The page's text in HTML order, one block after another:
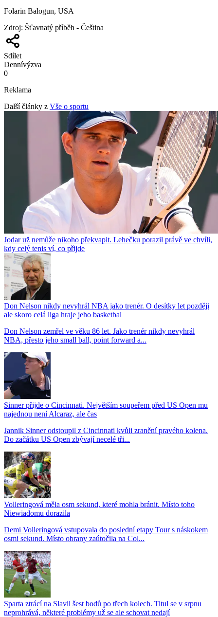
Folarin Balogun, USA
Zdroj: Šťavnatý příběh - Čeština
Sdílet
Dennívýzva
0
Reklama
Další články z Vše o sportu
Jodar už nemůže nikoho překvapit. Lehečku porazil právě ve chvíli,
kdy celý tenis ví, co přijde
Don Nelson nikdy nevyhrál NBA jako trenér. O desítky let později
ale skoro celá liga hraje jeho basketbal
Don Nelson zemřel ve věku 86 let. Jako trenér nikdy nevyhrál
NBA, přesto jeho small ball, point forward a...
Sinner přijde o Cincinnati. Největším soupeřem před US Open mu
najednou není Alcaraz, ale čas
Jannik Sinner odstoupil z Cincinnati kvůli zranění pravého kolena.
Do začátku US Open zbývají necelé tři...
Volleringová měla osm sekund, které mohla bránit. Místo toho
Niewiadomu dorazila
Demi Volleringová vstupovala do poslední etapy Tour s náskokem
osmi sekund. Místo obrany zaútočila na Col...
Sparta ztrácí na Slavii šest bodů po třech kolech. Titul se v srpnu
neprohrává, některé problémy už se ale schovat nedají